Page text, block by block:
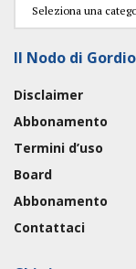
Categorie
Il Nodo di Gordio
Disclaimer
Abbonamento
Termini d’uso
Board
Abbonamento
Contattaci